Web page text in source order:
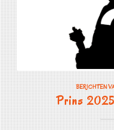
BERICHTEN
Prins